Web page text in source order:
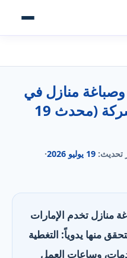
منازل في
الإمارات: مقارنة 34 شركة (محدث 19
تحديث: 19 يوليو 2026
·
منازل تخدم الإمارات
منها يدوياً: التغطية
وساعات العمل